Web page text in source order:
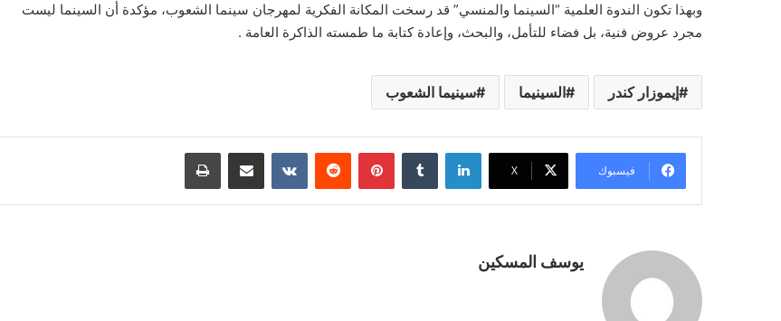
وبهذا تكون الندوة العلمية “السينما والمنسي” قد رسخت المكانة الفكرية لمهرجان سينما الشعوب، مؤكدة أن السينما ليست
مجرد عروض فنية، بل فضاء للتأمل، والبحث، وإعادة كتابة ما طمسته الذاكرة العامة .
إيموزار كندر السينيما سينيما الشعوب
فيسبوك ‫X
لينكدإن بينتيريست مشاركة عبر البريد طباعة
يوسف المسكين